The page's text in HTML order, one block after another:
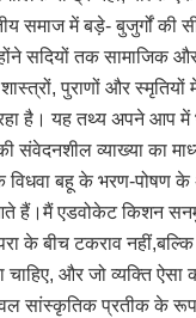
समाज में बड़े- बुजुर्गों
सदियों तक सामाजिक
पुराणों और
है। यह तथ्य अपने आप में
व्याख्या का
बहू के भरण-पोषण
एडवोकेट किशन
के बीच टकराव
और जो व्यक्ति
सांस्कृतिक प्रतीक के